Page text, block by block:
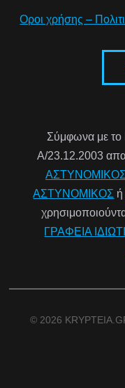
Οροι χρήσης –
Σύμφωνα με
Α/23.12.2003
ΑΣΤΥΝΟΜΙΚΟΣ
ΑΣΤΥΝΟΜΙΚΟΣ ή
ΓΡΑΦΕΙΑ
© 2026